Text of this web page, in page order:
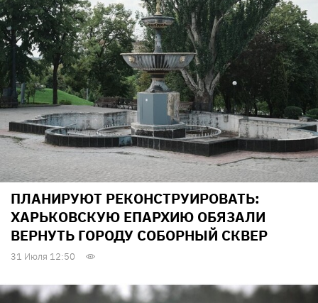
ПЛАНИРУЮТ РЕКОНСТРУИРОВАТЬ:
ХАРЬКОВСКУЮ ЕПАРХИЮ ОБЯЗАЛИ
ВЕРНУТЬ ГОРОДУ СОБОРНЫЙ СКВЕР
31 Июля 12:50